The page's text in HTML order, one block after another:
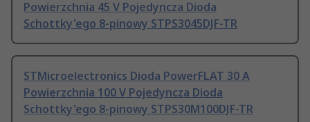
Powierzchnia 45 V Pojedyncza Dioda
Schottky'ego 8-pinowy STPS3045DJF-TR
STMicroelectronics Dioda PowerFLAT 30 A
Powierzchnia 100 V Pojedyncza Dioda
Schottky'ego 8-pinowy STPS30M100DJF-TR